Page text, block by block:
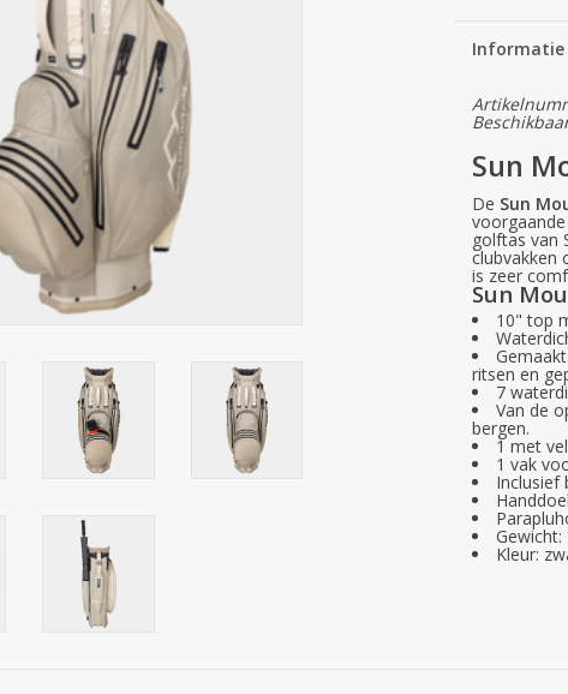
Informatie
Sun
De Sun
golftas van
clubvakken
is zeer
Sun
10" top
ritsen en
7
Van de
bergen.
1 met
1 vak
Inclusief
Gewicht:
Kleur: